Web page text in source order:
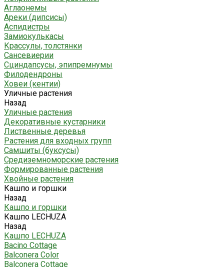
Аглаонемы
Ареки (дипсисы)
Аспидистры
Замиокулькасы
Крассулы, толстянки
Сансевиерии
Сциндапсусы, эпипремнумы
Филодендроны
Ховеи (кентии)
Уличные растения
Назад
Уличные растения
Декоративные кустарники
Лиственные деревья
Растения для входных групп
Самшиты (буксусы)
Средиземноморские растения
Формированные растения
Хвойные растения
Кашпо и горшки
Назад
Кашпо и горшки
Кашпо LECHUZA
Назад
Кашпо LECHUZA
Bacino Cottage
Balconera Color
Balconera Cottage